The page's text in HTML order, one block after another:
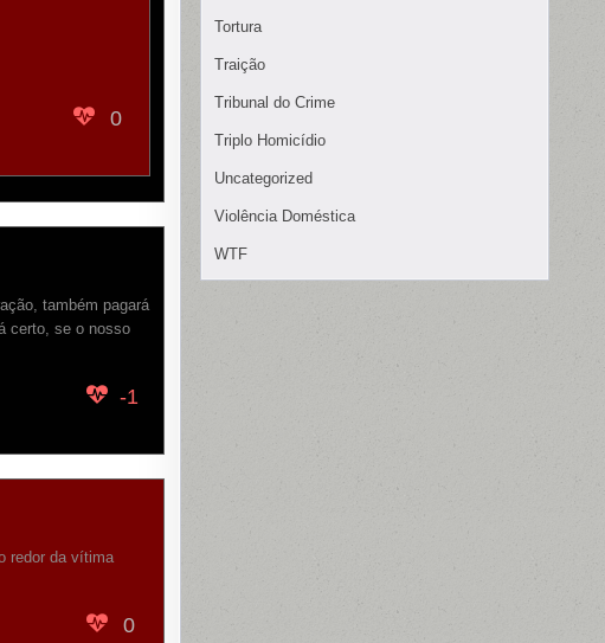
0
também pagará
certo, se o nosso
-1
redor da vítima
0
Tortura
Traição
Tribunal do Crime
Triplo Homicídio
Uncategorized
Violência Doméstica
WTF